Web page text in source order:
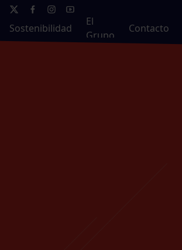
Sostenibilidad
El
Grupo
Contacto